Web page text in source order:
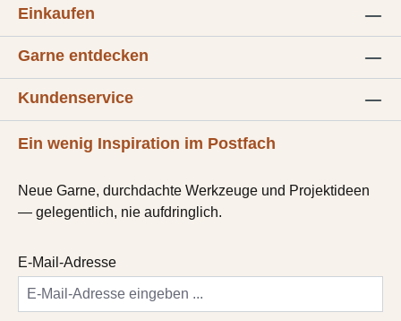
Einkaufen
Garne entdecken
Kundenservice
Ein wenig Inspiration im Postfach
Neue Garne, durchdachte Werkzeuge und Projektideen
— gelegentlich, nie aufdringlich.
E-Mail-Adresse